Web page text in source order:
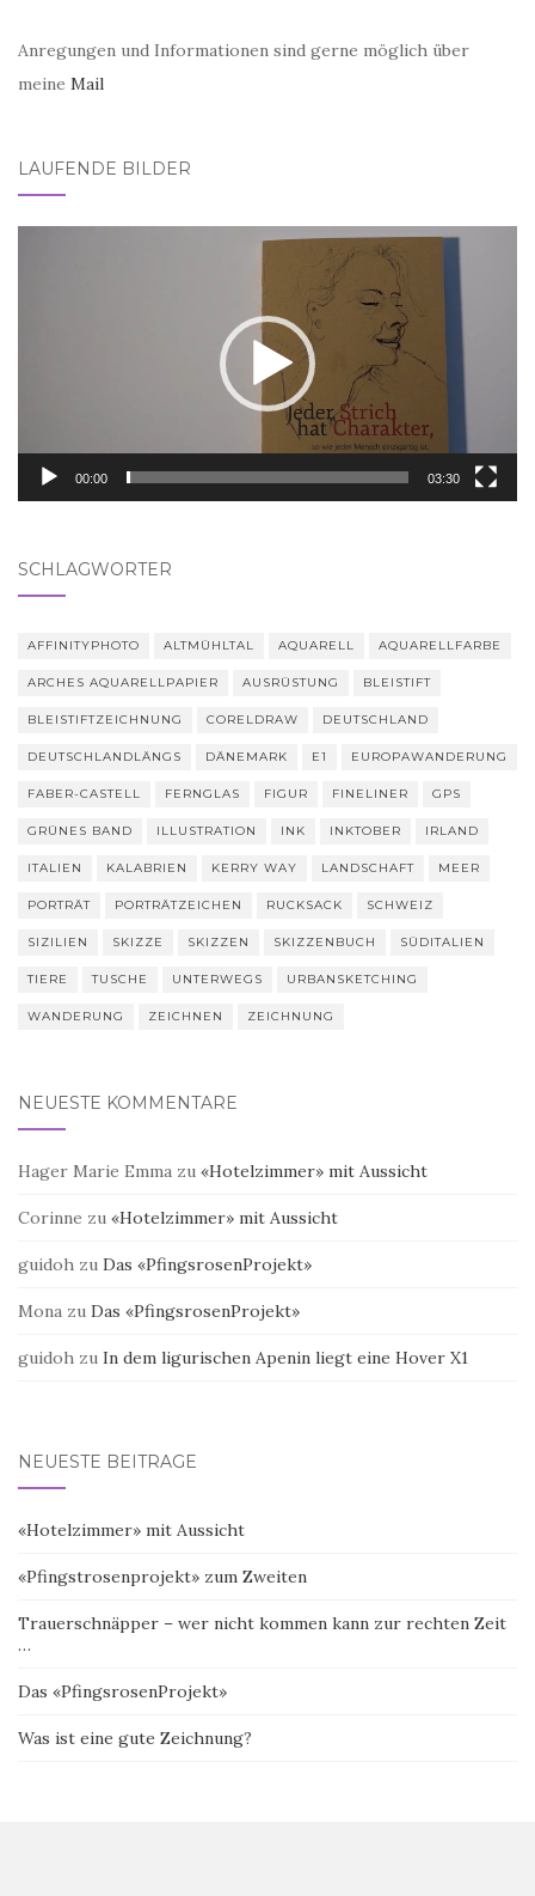
Anregungen und Informationen sind gerne möglich über
meine Mail
LAUFENDE BILDER
00:00 03:30
SCHLAGWÖRTER
AFFINITYPHOTO ALTMÜHLTAL AQUARELL AQUARELLFARBE
ARCHES AQUARELLPAPIER AUSRÜSTUNG BLEISTIFT
BLEISTIFTZEICHNUNG CORELDRAW DEUTSCHLAND
DEUTSCHLANDLÄNGS DÄNEMARK E1 EUROPAWANDERUNG
FABER-CASTELL FERNGLAS FIGUR FINELINER GPS
GRÜNES BAND ILLUSTRATION INK INKTOBER IRLAND
ITALIEN KALABRIEN KERRY WAY LANDSCHAFT MEER
PORTRÄT PORTRÄTZEICHEN RUCKSACK SCHWEIZ
SIZILIEN SKIZZE SKIZZEN SKIZZENBUCH SÜDITALIEN
TIERE TUSCHE UNTERWEGS URBANSKETCHING
WANDERUNG ZEICHNEN ZEICHNUNG
NEUESTE KOMMENTARE
Hager Marie Emma zu «Hotelzimmer» mit Aussicht
Corinne zu «Hotelzimmer» mit Aussicht
guidoh zu Das «PfingsrosenProjekt»
Mona zu Das «PfingsrosenProjekt»
guidoh zu In dem ligurischen Apenin liegt eine Hover X1
NEUESTE BEITRÄGE
«Hotelzimmer» mit Aussicht
«Pfingstrosenprojekt» zum Zweiten
Trauerschnäpper – wer nicht kommen kann zur rechten Zeit
…
Das «PfingsrosenProjekt»
Was ist eine gute Zeichnung?